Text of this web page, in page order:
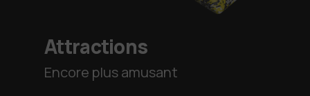
Attractions
Encore plus amusant